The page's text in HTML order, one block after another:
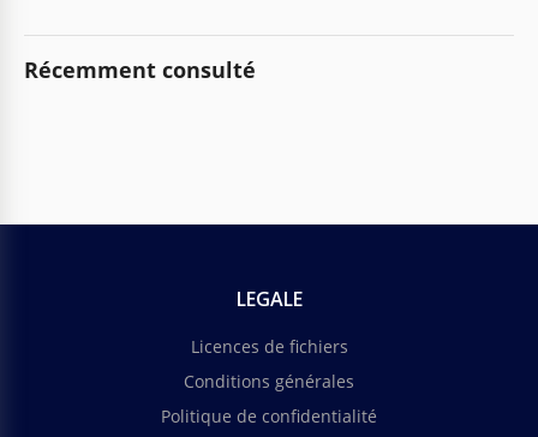
Récemment consulté
LEGALE
Licences de fichiers
Conditions générales
Politique de confidentialité